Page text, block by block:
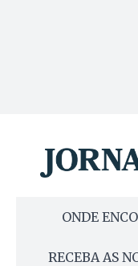
ONDE
RECEBA AS